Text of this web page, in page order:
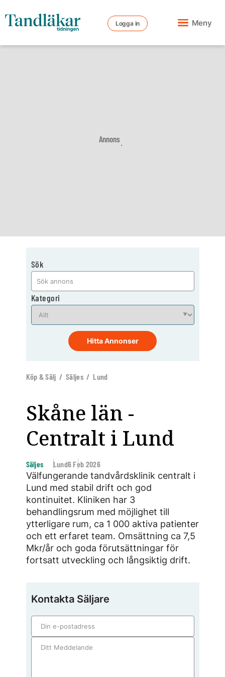
Logga in Meny
Annons
Sök
Kategori
Hitta Annonser
Köp & Sälj / Säljes / Lund
Skåne län -
Centralt i Lund
Säljes Lund6 Feb 2026
Välfungerande tandvårdsklinik centralt i
Lund med stabil drift och god
kontinuitet. Kliniken har 3
behandlingsrum med möjlighet till
ytterligare rum, ca 1 000 aktiva patienter
och ett erfaret team. Omsättning ca 7,5
Mkr/år och goda förutsättningar för
fortsatt utveckling och långsiktig drift.
Kontakta Säljare